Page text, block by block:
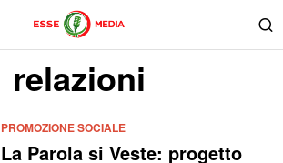
relazioni
PROMOZIONE SOCIALE
La Parola si Veste: progetto